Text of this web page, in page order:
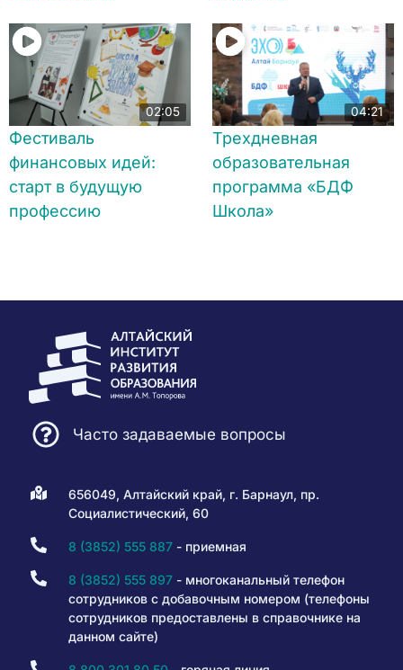
02:05
Фестиваль
финансовых идей:
старт в будущую
профессию
04:21
Трехдневная
образовательная
программа «БДФ
Школа»
Часто задаваемые вопросы
656049, Алтайский край, г. Барнаул, пр.
Социалистический, 60
8 (3852) 555 887- приемная
8 (3852) 555 897- многоканальный телефон
сотрудников с добавочным номером (телефоны
сотрудников предоставлены в справочнике на
данном сайте)